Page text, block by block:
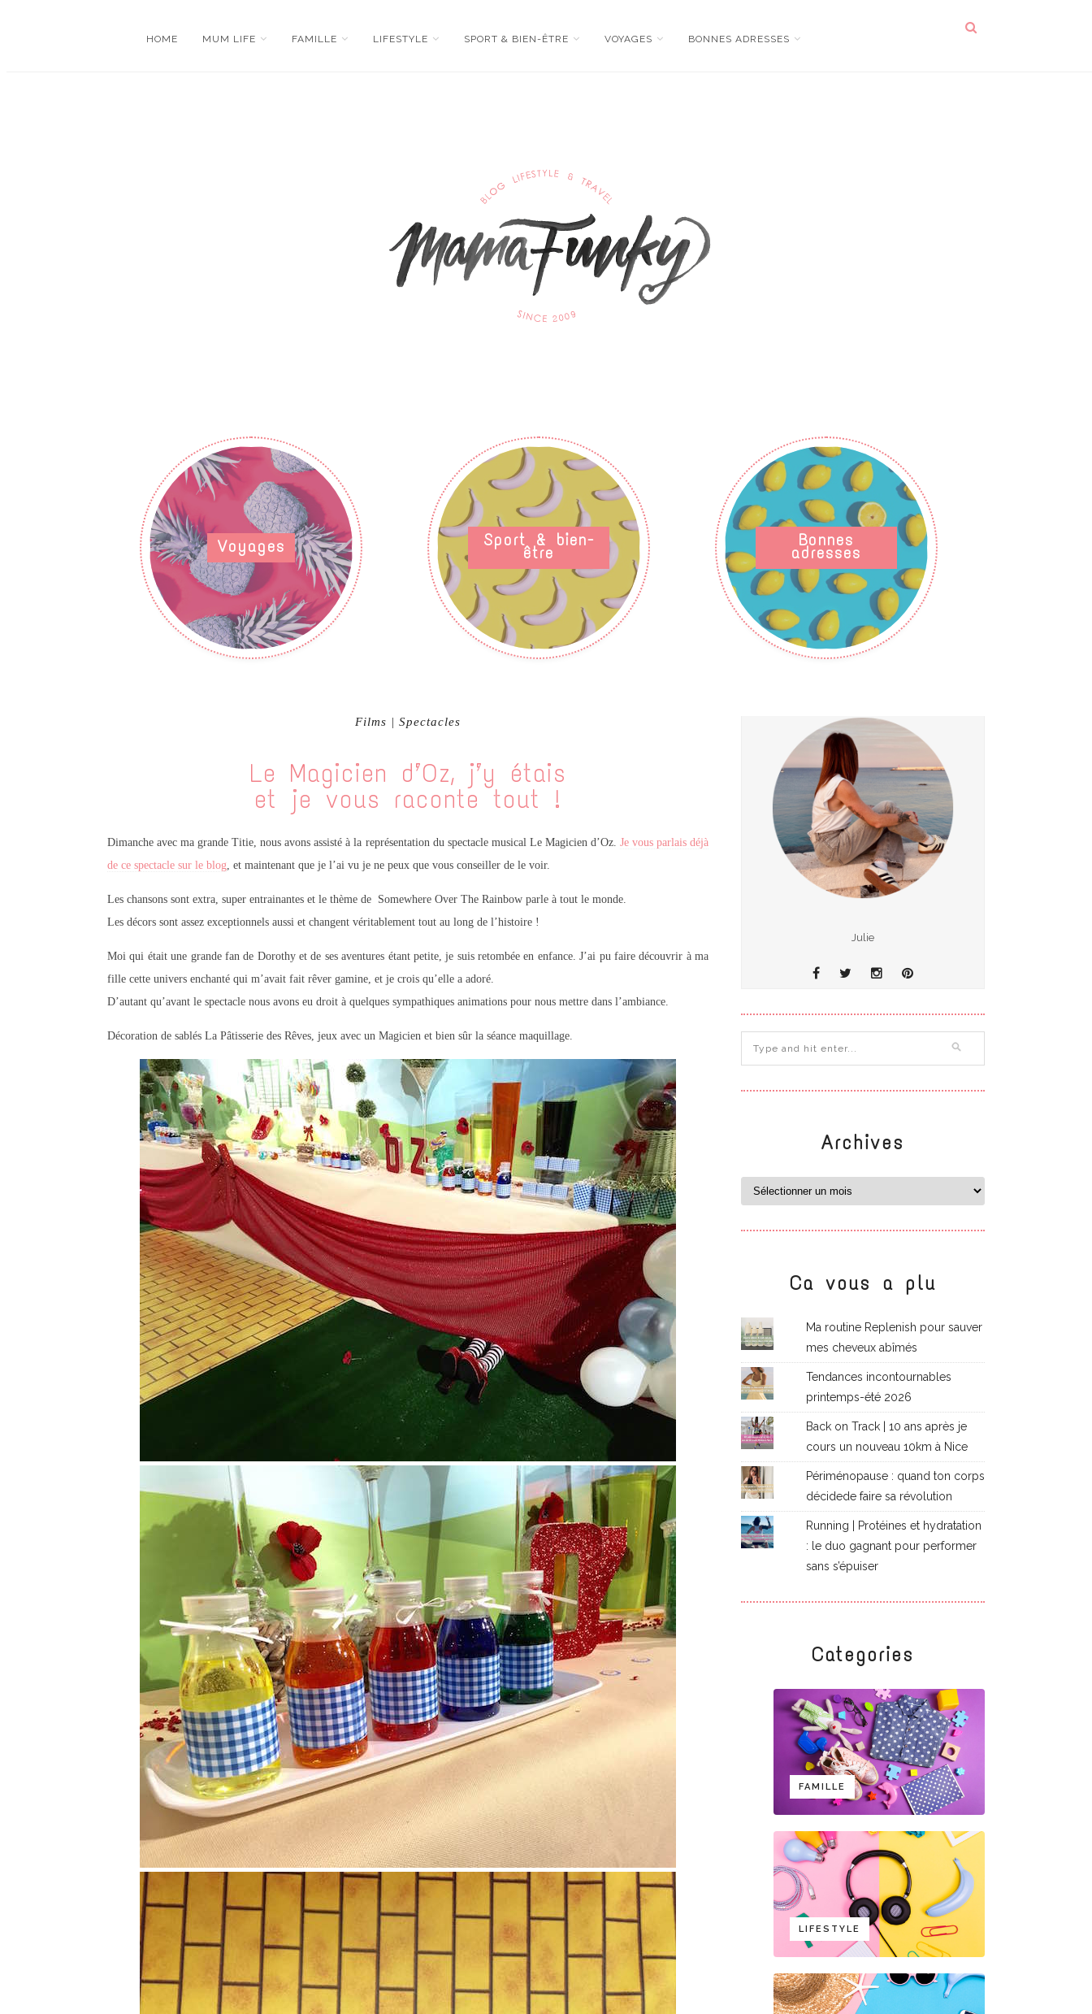
HOME MUM LIFE FAMILLE LIFESTYLE SPORT & BIEN-ÊTRE VOYAGES BONNES ADRESSES
Voyages Sport & bien-
être
Bonnes
adresses
Films | Spectacles
Le Magicien d’Oz, j’y étais
et je vous raconte tout !
Dimanche avec ma grande Titie, nous avons assisté à la représentation du spectacle musical Le Magicien d’Oz. Je vous parlais déjà
de ce spectacle sur le blog, et maintenant que je l’ai vu je ne peux que vous conseiller de le voir.
Les chansons sont extra, super entrainantes et le thème de Somewhere Over The Rainbow parle à tout le monde.
Les décors sont assez exceptionnels aussi et changent véritablement tout au long de l’histoire !
Moi qui était une grande fan de Dorothy et de ses aventures étant petite, je suis retombée en enfance. J’ai pu faire découvrir à ma
fille cette univers enchanté qui m’avait fait rêver gamine, et je crois qu’elle a adoré.
D’autant qu’avant le spectacle nous avons eu droit à quelques sympathiques animations pour nous mettre dans l’ambiance.
Décoration de sablés La Pâtisserie des Rêves, jeux avec un Magicien et bien sûr la séance maquillage.
Julie
Archives
Ca vous a plu
Ma routine Replenish pour sauver
mes cheveux abîmés
Tendances incontournables
printemps-été 2026
Back on Track | 10 ans après je
cours un nouveau 10km à Nice
Périménopause : quand ton corps
décidede faire sa révolution
Running | Protéines et hydratation
: le duo gagnant pour performer
sans s’épuiser
Categories
FAMILLE
LIFESTYLE